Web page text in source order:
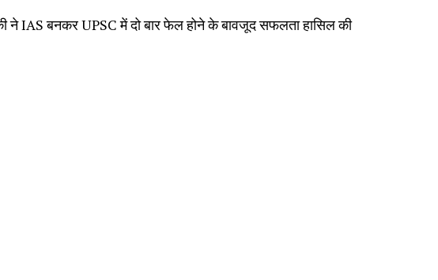
ने IAS बनकर UPSC में दो बार फेल होने के बावजूद सफलता हासिल की